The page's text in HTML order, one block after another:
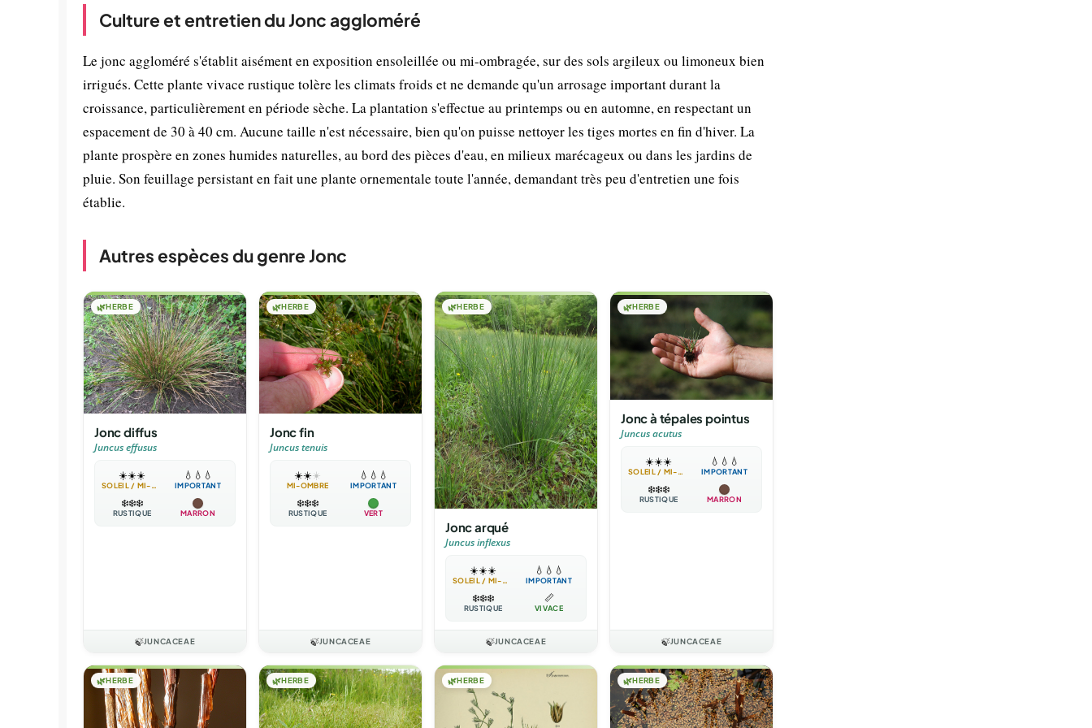
Culture et entretien du Jonc aggloméré
Le jonc aggloméré s'établit aisément en exposition ensoleillée ou mi-ombragée, sur des sols argileux ou limoneux bien
irrigués. Cette plante vivace rustique tolère les climats froids et ne demande qu'un arrosage important durant la
croissance, particulièrement en période sèche. La plantation s'effectue au printemps ou en automne, en respectant un
espacement de 30 à 40 cm. Aucune taille n'est nécessaire, bien qu'on puisse nettoyer les tiges mortes en fin d'hiver. La
plante prospère en zones humides naturelles, au bord des pièces d'eau, en milieux marécageux ou dans les jardins de
pluie. Son feuillage persistant en fait une plante ornementale toute l'année, demandant très peu d'entretien une fois
établie.
Autres espèces du genre Jonc
🌿HERBE
Jonc diffus
Juncus effusus
☀️☀️☀️
SOLEIL / MI-OMBRE
💧 💧 💧
IMPORTANT
❄️❄️❄️
RUSTIQUE MARRON
🍃JUNCACEAE
🌿HERBE
Jonc fin
Juncus tenuis
☀️☀️☀️
MI-OMBRE
💧 💧 💧
IMPORTANT
❄️❄️❄️
RUSTIQUE VERT
🍃JUNCACEAE
🌿HERBE
Jonc arqué
Juncus inflexus
☀️☀️☀️
SOLEIL / MI-OMBRE
💧 💧 💧
IMPORTANT
❄️❄️❄️
RUSTIQUE
📏
VIVACE
🍃JUNCACEAE
🌿HERBE
Jonc à tépales pointus
Juncus acutus
☀️☀️☀️
SOLEIL / MI-OMBRE
💧 💧 💧
IMPORTANT
❄️❄️❄️
RUSTIQUE MARRON
🍃JUNCACEAE
🌿HERBE 🌿HERBE 🌿HERBE 🌿HERBE